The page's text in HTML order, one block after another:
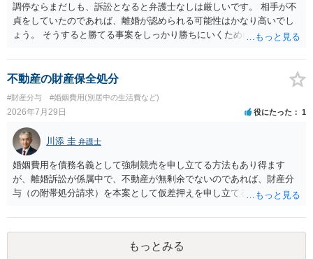
調停ならまだしも、訴訟となると弁護士なしは厳しいです。 相手が不
貞をしていたのであれば、離婚が認められる可能性はかなり高いでし
ょう。 そうすると勝てる事案をしっかり勝ちにいくためにも弁護士委
不動産の財産保全処分
#財産分与 #婚姻費用(別居中の生活費など)
2026年7月29日 役にたった 1
川添 圭 弁護士
婚姻費用を債務名義として強制競売を申し立てる方法もあり得ます
が、離婚訴訟が係属中で、不動産が無剰余でないのであれば、財産分
与（の附帯処分請求）を本案として仮差押えを申し立てる（法的には
えられます。弁護士へ依頼しているのであれば、担当弁護士とよく相
談してください。
もっとみる